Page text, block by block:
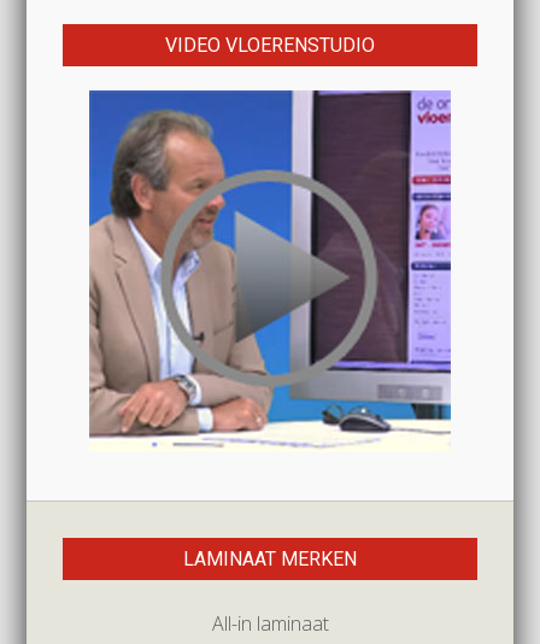
VIDEO VLOERENSTUDIO
LAMINAAT MERKEN
All-in laminaat